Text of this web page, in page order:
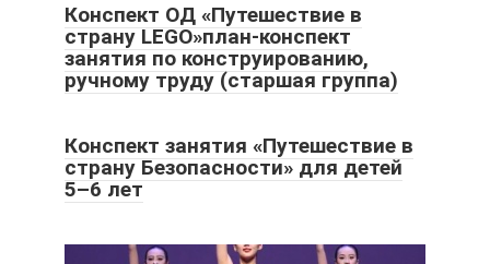
Конспект ОД «Путешествие в
страну LEGO»план-конспект
занятия по конструированию,
ручному труду (старшая группа)
Конспект занятия «Путешествие в
страну Безопасности» для детей
5–6 лет